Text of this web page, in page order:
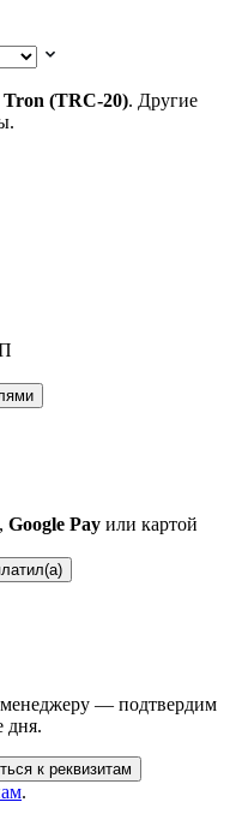
Tron (TRC-20). Другие
, Google Pay или картой
— подтвердим
дня.
к реквизитам
.